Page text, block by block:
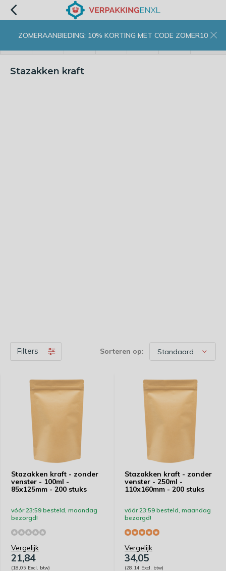
ZOMERAANBIEDING: 10% KORTING MET CODE ZOMER10
Stazakken kraft
Filters Sorteren op:
Stazakken kraft - zonder
venster - 100ml -
85x125mm - 200 stuks
vóór 23:59 besteld, maandag
bezorgd!
Vergelijk
21,84
(18,05 Excl. btw)
Stazakken kraft - zonder
venster - 250ml -
110x160mm - 200 stuks
vóór 23:59 besteld, maandag
bezorgd!
Vergelijk
34,05
(28,14 Excl. btw)